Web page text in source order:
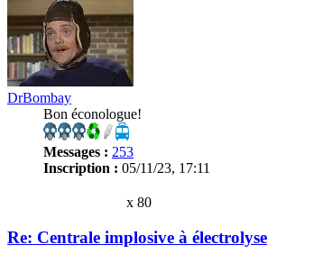
DrBombay
Bon éconologue!
Messages : 253
Inscription : 05/11/23, 17:11
x 80
Re: Centrale implosive à électrolyse